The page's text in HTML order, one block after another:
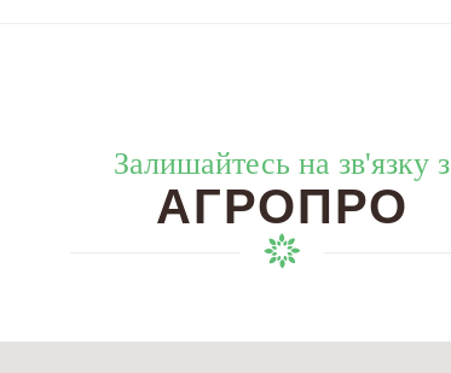
Залишайтесь на зв'язку з
АГРОПРО